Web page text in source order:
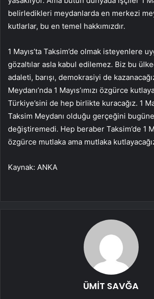
belirledikleri meydanlarda en merkezi
kutlarlar, bu en temel hakkımızdır.
1 Mayıs’ta Taksim’de olmak isteyenlere
gözaltılar asla kabul edilemez. Biz bu
adaleti, barışı, demokrasiyi de
Meydanı’nda 1 Mayıs’ımızı özgürce
Türkiye’sini de hep birlikte kuracağız. 1
Taksim Meydanı olduğu gerçeğini
değiştiremedi. Hep beraber Taksim’de 1
özgürce mutlaka ama mutlaka
Kaynak: ANKA
ÜMİT SAVĞA